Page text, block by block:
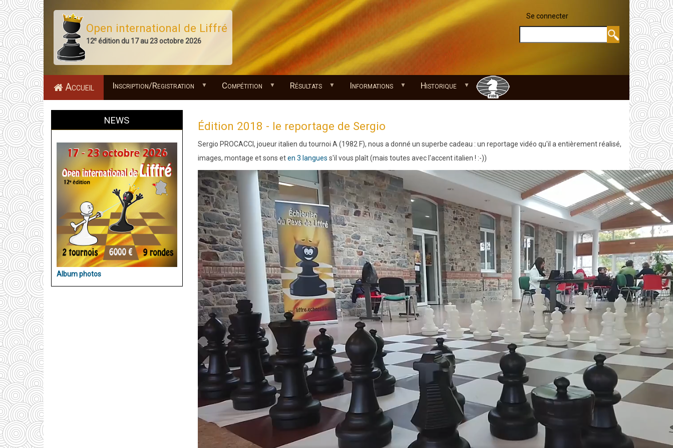
Aller
au
contenu
principal
Open international de Liffré
12e édition du 17 au 23 octobre 2026
MENU
Se connecter
Accueil Inscription/Registration Compétition Résultats Informations Historique
NEWS
Album photos
Édition 2018 - le reportage de Sergio
Sergio PROCACCI, joueur italien du tournoi A (1982 F), nous a donné un superbe cadeau : un reportage vidéo qu'il a entièrement réalisé,
images, montage et sons eten 3 langues s'il vous plaît (mais toutes avec l'accent italien ! :-))